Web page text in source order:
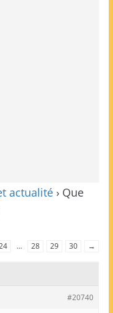
actualité › Que
… 28 29 30 →
#20740